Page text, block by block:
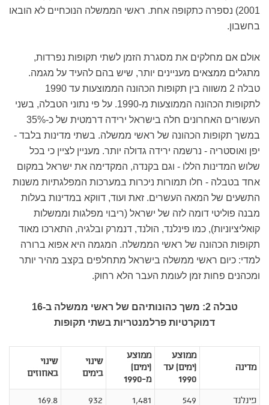
2001) נספרה כתקופה אחת. ראשי הממשלה הנוכחיים לא הובאו
בחשבון.
אולם אם מחלקים את מסגרת הזמן לשתי תקופות נפרדות,
מתגלים ממצאים מעניינים יותר, שיש בהם להעיד על מגמה.
טבלה 2 משווה בין תקופות הכהונה הממוצעות עד 1990
לתקופות הכהונה הממוצעות מ-1990. על פי נתוני הטבלה, בשני
העשורים האחרונים חלה בישראל ירידה דרמטית של כ-35%
במשך תקופות הכהונה של ראשי ממשלה. בשתי מדינות בלבד -
יפן ואוסטריה - נרשמה ירידה גדולה יותר. מעניין לציין כי בכל
שלוש המדינות הללו - וגם בקנדה, המקדימה את ישראל במקום
אחד בטבלה - חלו תמורות ניכרות במערכות המפלגתיות משנות
התשעים של המאה העשרים. זאת ועוד, דווקא במדינות בעלות
מבנה פוליטי דומה לזה של ישראל (ריבוי מפלגות וממשלות
קואליציוניות), כמו פינלנד, הולנד, דנמרק ובלגיה, התארכו מאוד
תקופות הכהונה של ראשי הממשלה. המגמה היא אפוא ברורה
למדי: כיום ראשי ממשלה בישראל מתחלפים בקצב מהיר יותר
ומכהנים פחות זמן לעומת העבר הלא רחוק.
טבלה 2: משך כהונותיהם של ראשי ממשלה ב-16
דמוקרטיות פרלמנטריות בשתי תקופות
מדינה
ממוצע
(ימים) עד
1990
ממוצע
(ימים)
מ-1990
שינוי
בימים
שינוי
באחוזים
פינלנד 549
1,481
932
169.8